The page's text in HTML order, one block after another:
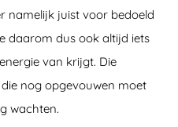
namelijk juist voor bedoeld
daarom dus ook altijd iets
van krijgt. Die
nog opgevouwen moet
wachten.